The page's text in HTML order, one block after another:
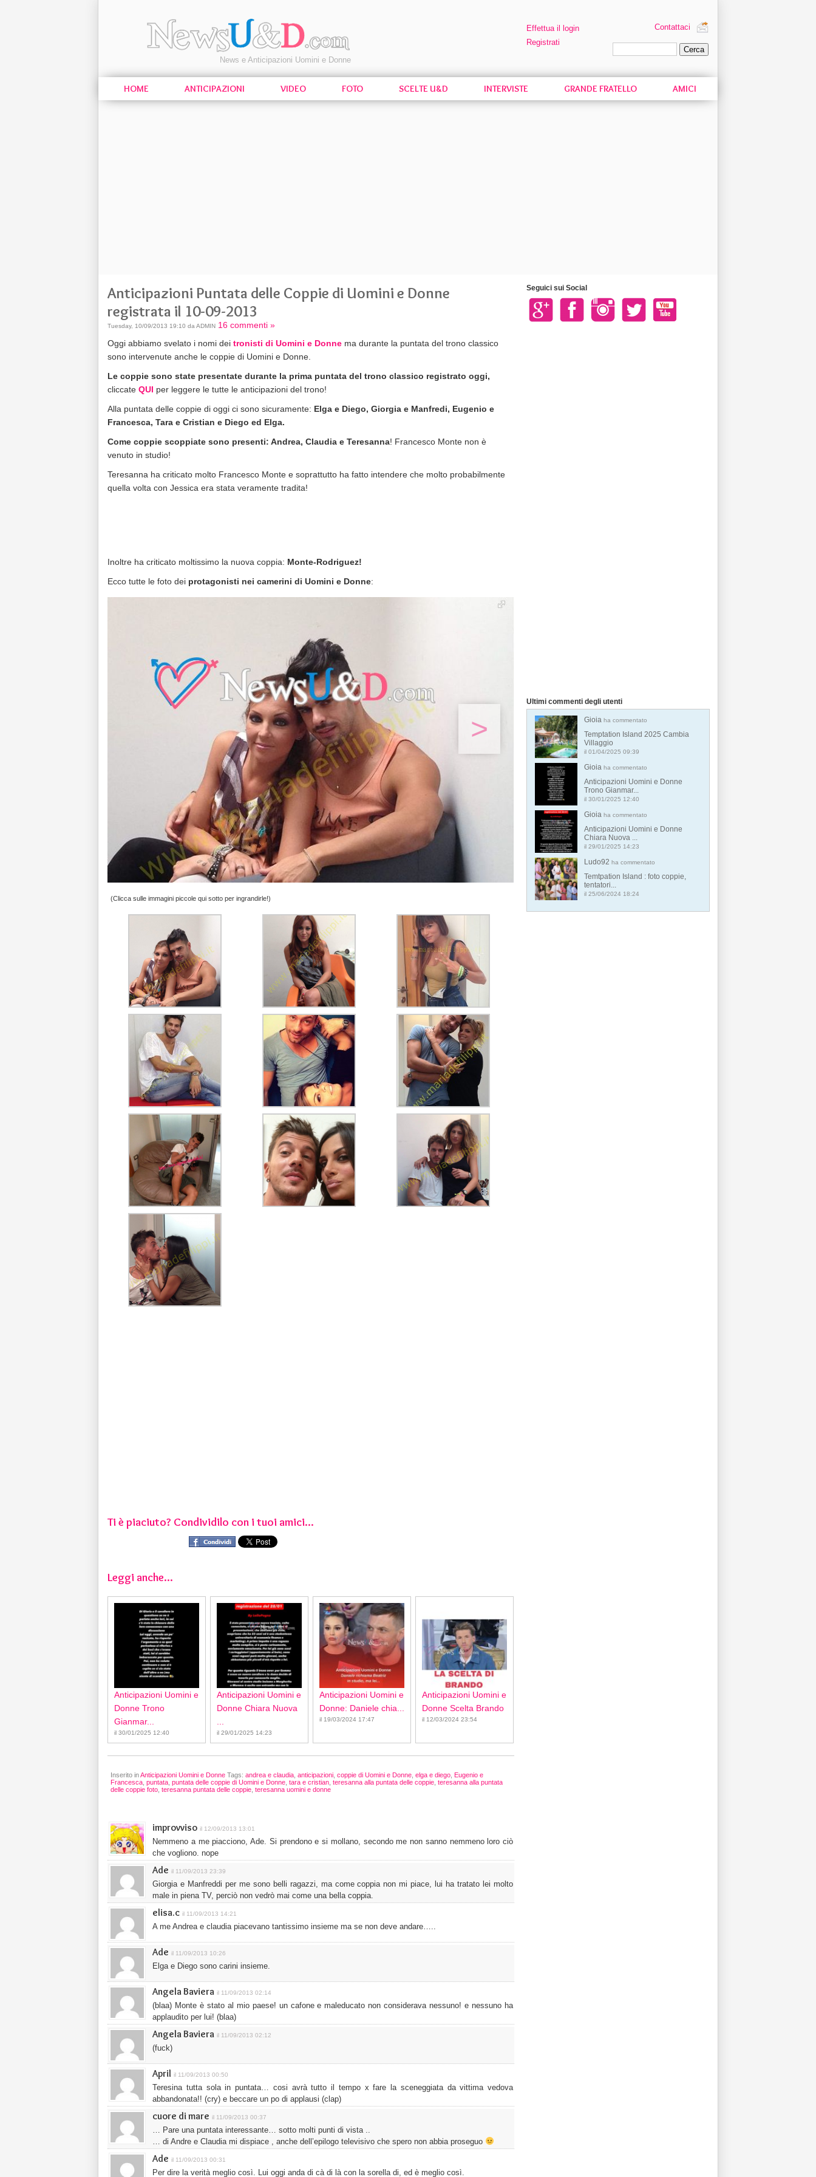
News e Anticipazioni Uomini e Donne
Effettua il login
Registrati
Contattaci
HOME ANTICIPAZIONI VIDEO FOTO SCELTE U&D INTERVISTE GRANDE FRATELLO AMICI
Anticipazioni Puntata delle Coppie di Uomini e Donne
registrata il 10-09-2013
Tuesday, 10/09/2013 19:10 da ADMIN 16 commenti »
Oggi abbiamo svelato i nomi dei tronisti di Uomini e Donne ma durante la puntata del trono classico
sono intervenute anche le coppie di Uomini e Donne.
Le coppie sono state presentate durante la prima puntata del trono classico registrato oggi,
cliccate QUI per leggere le tutte le anticipazioni del trono!
Alla puntata delle coppie di oggi ci sono sicuramente: Elga e Diego, Giorgia e Manfredi, Eugenio e
Francesca, Tara e Cristian e Diego ed Elga.
Come coppie scoppiate sono presenti: Andrea, Claudia e Teresanna! Francesco Monte non è
venuto in studio!
Teresanna ha criticato molto Francesco Monte e soprattutto ha fatto intendere che molto probabilmente
quella volta con Jessica era stata veramente tradita!
Inoltre ha criticato moltissimo la nuova coppia: Monte-Rodriguez!
Ecco tutte le foto dei protagonisti nei camerini di Uomini e Donne:
>
(Clicca sulle immagini piccole qui sotto per ingrandirle!)
Ti è piaciuto? Condividilo con i tuoi amici...
Leggi anche...
Anticipazioni Uomini e
Donne Trono
Gianmar...
il 30/01/2025 12:40
Anticipazioni Uomini e
Donne Chiara Nuova
il 29/01/2025 14:23
Anticipazioni Uomini e
Donne: Daniele chia...
il 19/03/2024 17:47
Anticipazioni Uomini e
Donne Scelta Brando
il 12/03/2024 23:54
Inserito inAnticipazioni Uomini e Donne Tags: andrea e claudia anticipazioni coppie di Uomini e Donne elga e diego Eugenio e
Francesca puntata puntata delle coppie di Uomini e Donne tara e cristian teresanna alla puntata delle coppie teresanna alla puntata
delle coppie foto teresanna puntata delle coppie teresanna uomini e donne
improvviso il 12/09/2013 13:01
Nemmeno a me piacciono, Ade. Si prendono e si mollano, secondo me non sanno nemmeno loro ciò
che vogliono. nope
Ade il 11/09/2013 23:39
Giorgia e Manfreddi per me sono belli ragazzi, ma come coppia non mi piace, lui ha tratato lei molto
male in piena TV, perciò non vedrò mai come una bella coppia.
elisa.c il 11/09/2013 14:21
A me Andrea e claudia piacevano tantissimo insieme ma se non deve andare…..
Ade il 11/09/2013 10:26
Elga e Diego sono carini insieme.
Angela Baviera il 11/09/2013 02:14
(blaa) Monte è stato al mio paese! un cafone e maleducato non considerava nessuno! e nessuno ha
applaudito per lui! (blaa)
Angela Baviera il 11/09/2013 02:12
(fuck)
April il 11/09/2013 00:50
Teresina tutta sola in puntata… cosi avrà tutto il tempo x fare la sceneggiata da vittima vedova
abbandonata!! (cry) e beccare un po di applausi (clap)
cuore di mare il 11/09/2013 00:37
… Pare una puntata interessante… sotto molti punti di vista ..
… di Andre e Claudia mi dispiace , anche dell’epilogo televisivo che spero non abbia proseguo
Ade il 11/09/2013 00:31
Per dire la verità meglio così. Lui oggi anda di cà di là con la sorella di, ed è meglio così.
Seguici sui Social
Ultimi commenti degli utenti
Gioia ha commentato
Temptation Island 2025 Cambia
Villaggio
il 01/04/2025 09:39
Gioia ha commentato
Anticipazioni Uomini e Donne
Trono Gianmar...
il 30/01/2025 12:40
Gioia ha commentato
Anticipazioni Uomini e Donne
Chiara Nuova ...
il 29/01/2025 14:23
Ludo92 ha commentato
Temtpation Island : foto coppie,
tentatori...
il 25/06/2024 18:24